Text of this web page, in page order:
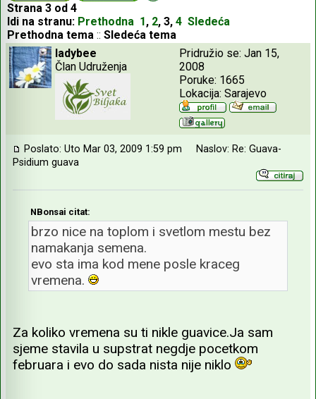
Strana 3 od 4
Idi na stranu: Prethodna 1, 2, 3, 4 Sledeća
Prethodna tema :: Sledeća tema
ladybee
Član Udruženja
Pridružio se: Jan 15,
2008
Poruke: 1665
Lokacija: Sarajevo
Poslato: Uto Mar 03, 2009 1:59 pm
Naslov: Re: Guava-
Psidium guava
NBonsai citat:
brzo nice na toplom i svetlom mestu bez
namakanja semena.
evo sta ima kod mene posle kraceg
vremena.
Za koliko vremena su ti nikle guavice.Ja sam
sjeme stavila u supstrat negdje pocetkom
februara i evo do sada nista nije niklo